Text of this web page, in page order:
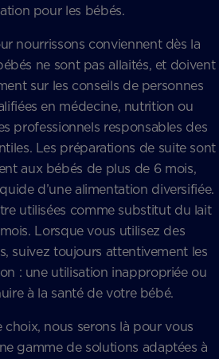
pour les bébés.
nourrissons conviennent dès la
ne sont pas allaités, et doivent
sur les conseils de personnes
en médecine, nutrition ou
professionnels responsables des
Les préparations de suite sont
aux bébés de plus de 6 mois,
d’une alimentation diversifiée.
utilisées comme substitut du lait
Lorsque vous utilisez des
suivez toujours attentivement les
: une utilisation inappropriée ou
à la santé de votre bébé.
nous serons là pour vous
gamme de solutions adaptées à